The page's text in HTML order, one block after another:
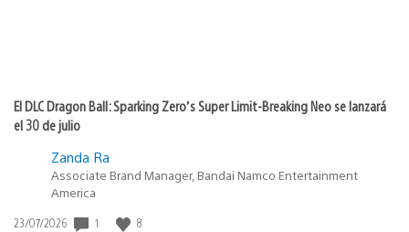
El DLC Dragon Ball: Sparking Zero’s Super Limit-Breaking Neo se lanzará
el 30 de julio
Zanda Ra
Associate Brand Manager, Bandai Namco Entertainment
America
Fecha
23/07/2026 1 8